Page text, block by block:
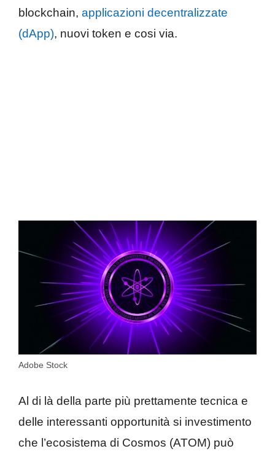
blockchain, applicazioni decentralizzate
(dApp), nuovi token e cosi via.
Adobe Stock
Al di là della parte più prettamente tecnica e
delle interessanti opportunità si investimento
che l’ecosistema di Cosmos (ATOM) può